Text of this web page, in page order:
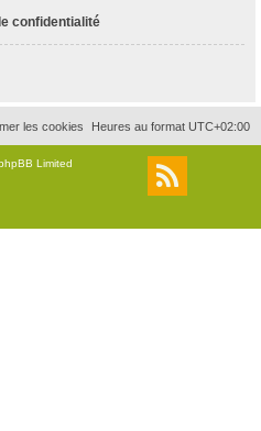
confidentialité
Heures au format UTC+02:00
les cookies
Limited